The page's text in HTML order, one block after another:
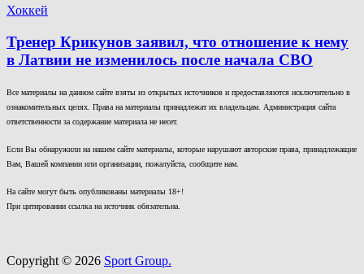
Хоккей
Тренер Крикунов заявил, что отношение к нему
в Латвии не изменилось после начала СВО
Все материалы на данном сайте взяты из открытых источников и предоставляются исключительно в
ознакомительных целях. Права на материалы принадлежат их владельцам. Администрация сайта
ответственности за содержание материала не несет.
Если Вы обнаружили на нашем сайте материалы, которые нарушают авторские права, принадлежащие
Вам, Вашей компании или организации, пожалуйста, сообщите нам.
На сайте могут быть опубликованы материалы 18+!
При цитировании ссылка на источник обязательна.
Copyright © 2026 Sport Group.